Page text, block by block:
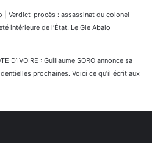
| Verdict-procès : assassinat du colonel
intérieure de l’État. Le Gle Abalo
D’IVOIRE : Guillaume SORO annonce sa
prochaines. Voici ce qu’il écrit aux